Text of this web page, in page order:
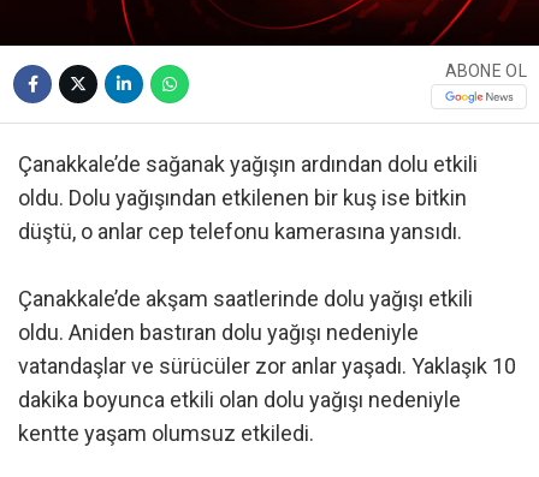
ABONE OL
Çanakkale’de sağanak yağışın ardından dolu etkili
oldu. Dolu yağışından etkilenen bir kuş ise bitkin
düştü, o anlar cep telefonu kamerasına yansıdı.
Çanakkale’de akşam saatlerinde dolu yağışı etkili
oldu. Aniden bastıran dolu yağışı nedeniyle
vatandaşlar ve sürücüler zor anlar yaşadı. Yaklaşık 10
dakika boyunca etkili olan dolu yağışı nedeniyle
kentte yaşam olumsuz etkiledi.